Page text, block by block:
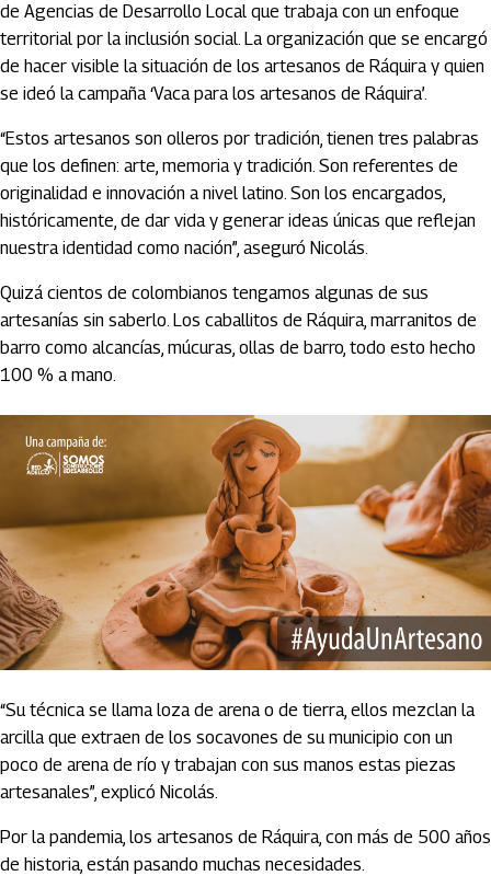
de Agencias de Desarrollo Local que trabaja con un enfoque
territorial por la inclusión social. La organización que se encargó
de hacer visible la situación de los artesanos de Ráquira y quien
se ideó la campaña ‘Vaca para los artesanos de Ráquira’.
“Estos artesanos son olleros por tradición, tienen tres palabras
que los definen: arte, memoria y tradición. Son referentes de
originalidad e innovación a nivel latino. Son los encargados,
históricamente, de dar vida y generar ideas únicas que reflejan
nuestra identidad como nación”, aseguró Nicolás.
Quizá cientos de colombianos tengamos algunas de sus
artesanías sin saberlo. Los caballitos de Ráquira, marranitos de
barro como alcancías, múcuras, ollas de barro, todo esto hecho
100 % a mano.
“Su técnica se llama loza de arena o de tierra, ellos mezclan la
arcilla que extraen de los socavones de su municipio con un
poco de arena de río y trabajan con sus manos estas piezas
artesanales”, explicó Nicolás.
Por la pandemia, los artesanos de Ráquira, con más de 500 años
de historia, están pasando muchas necesidades.